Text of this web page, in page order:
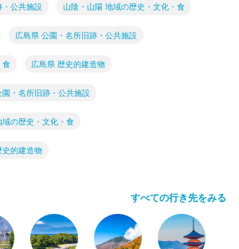
公共施設 山陰・山陽 地域の歴史・文化・食
広島県 公園・名所旧跡・公共施設
食 広島県 歴史的建造物
・名所旧跡・公共施設
の歴史・文化・食
的建造物
すべての行き先をみる